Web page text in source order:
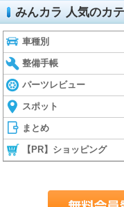
みんカラ 人気のカ
車種別
整備手帳
パーツレビュー
スポット
まとめ
【PR】ショッピング